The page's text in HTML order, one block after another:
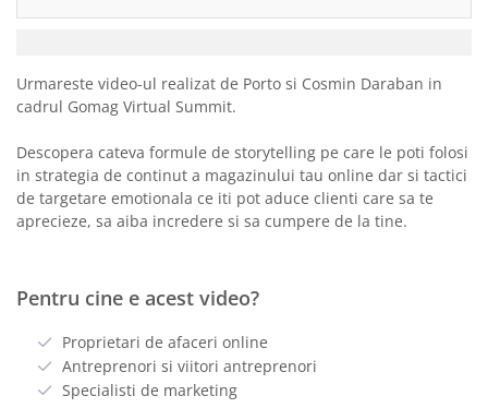
Urmareste video-ul realizat de Porto si Cosmin Daraban in
cadrul Gomag Virtual Summit.
Descopera cateva formule de storytelling pe care le poti folosi
in strategia de continut a magazinului tau online dar si tactici
de targetare emotionala ce iti pot aduce clienti care sa te
aprecieze, sa aiba incredere si sa cumpere de la tine.
Pentru cine e acest video?
Proprietari de afaceri online
Antreprenori si viitori antreprenori
Specialisti de marketing